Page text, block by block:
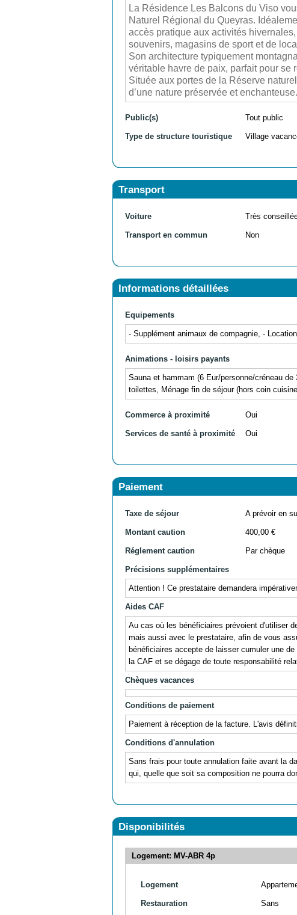
La Résidence Les Balcons du Viso
Naturel Régional du Queyras.
accès pratique aux activités
souvenirs, magasins de sport et de
Son architecture typiquement
véritable havre de paix, parfait pour se
Située aux portes de la Réserve
d’une nature préservée et enchanteuse.
Public(s) Tout public
Type de structure touristique Village
Transport
Voiture Très
Transport en commun Non
Informations détaillées
Equipements
- Supplément animaux de compagnie, -
Animations - loisirs payants
Sauna et hammam (6 Eur/personne/créneau
toilettes, Ménage fin de séjour (hors coin
Commerce à proximité Oui
Services de santé à proximité Oui
Paiement
Taxe de séjour A prévoir en
Montant caution 400,00 €
Réglement caution Par chèque
Précisions supplémentaires
Attention ! Ce prestataire demandera
Aides CAF
Au cas où les bénéficiaires prévoient d'utiliser
mais aussi avec le prestataire, afin de vous
bénéficiaires accepte de laisser cumuler une
la CAF et se dégage de toute responsabilité
Chèques vacances
Conditions de paiement
Paiement à réception de la facture. L'avis
Conditions d'annulation
Sans frais pour toute annulation faite avant la
qui, quelle que soit sa composition ne pourra
Disponibilités
Logement: MV-ABR 4p
Logement
Restauration Sans